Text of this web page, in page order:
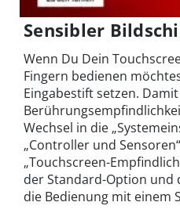
Sensibler
Wenn Du Dein
Fingern bedienen
Eingabestift setzen.
Wechsel in die
„Controller und
„Touchscreen-
der Standard-Option und
die Bedienung mit einem